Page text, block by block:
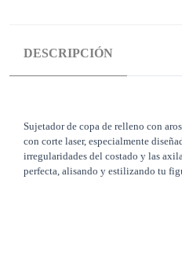
DESCRIPCIÓN
Sujetador de copa de relleno con
con corte laser, especialmente
irregularidades del costado y las
perfecta, alisando y estilizando tu